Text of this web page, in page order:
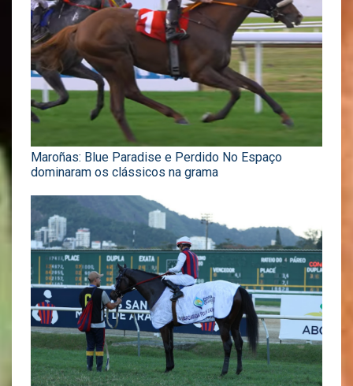
Maroñas: Blue Paradise e Perdido No Espaço
dominaram os clássicos na grama